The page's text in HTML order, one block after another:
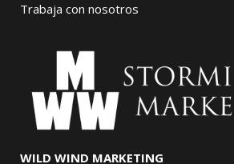
Trabaja con nosotros
WILD WIND MARKETING